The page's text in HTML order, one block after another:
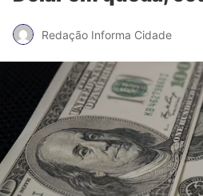
Redação Informa Cidade